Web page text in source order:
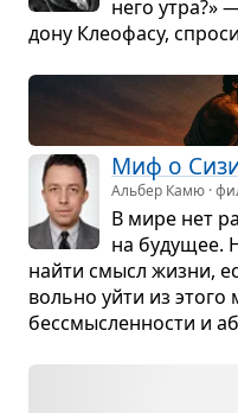
него утра?»
дону Клео­фасу,
Миф о
Альбер Камю ·
В мире нет
на буду­щее.
найти смысл жизни,
вольно уйти из
бес­смыс­лен­но­сти и